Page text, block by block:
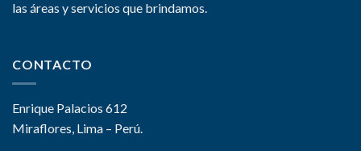
las áreas y servicios que brindamos.
CONTACTO
Enrique Palacios 612
Miraflores, Lima – Perú.